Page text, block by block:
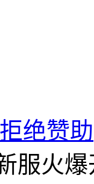
绝赞助
服火